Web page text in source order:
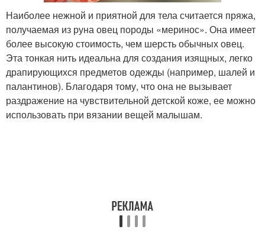
Наиболее нежной и приятной для тела считается пряжа,
получаемая из руна овец породы «меринос». Она имеет
более высокую стоимость, чем шерсть обычных овец.
Эта тонкая нить идеальна для создания изящных, легко
драпирующихся предметов одежды (например, шалей и
палантинов). Благодаря тому, что она не вызывает
раздражение на чувствительной детской коже, ее можно
использовать при вязании вещей малышам.